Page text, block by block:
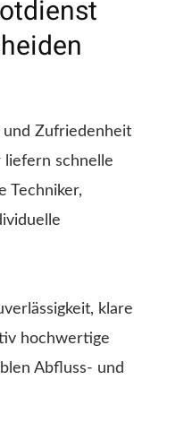
und Zufriedenheit
schnelle
Techniker,
klare
hochwertige
Abfluss- und